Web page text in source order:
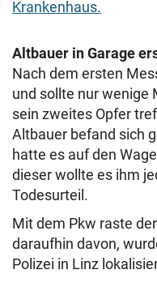
Krankenhaus.
Altbauer in Garage
Nach dem ersten
und sollte nur wenige
sein zweites Opfer
Altbauer befand sich
hatte es auf den
dieser wollte es ihm
Todesurteil.
Mit dem Pkw raste
daraufhin davon,
Polizei in Linz